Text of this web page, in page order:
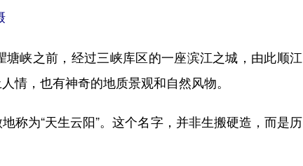
峡之前，经过三峡库区的一座滨江之城，由此顺江
情，也有神奇的地质景观和自然风物。
为“天生云阳”。这个名字，并非生搬硬造，而是历